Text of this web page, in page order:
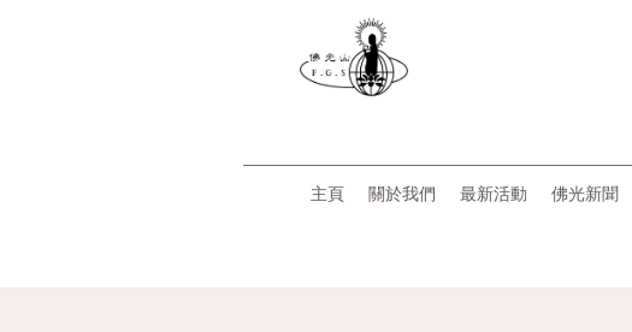
主頁 關於我們 最新活動 佛光新聞